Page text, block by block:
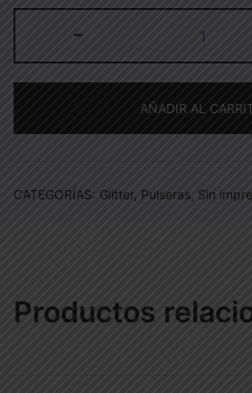
-
glitter
sin
AÑADIR AL
CATEGORÍAS: Glitter, Pulseras Sin
Productos